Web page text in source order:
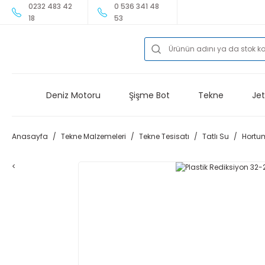
0232 483 42
18
0 536 341 48
53
Deniz Motoru Şişme Bot Tekne
Anasayfa Tekne Malzemeleri Tekne Tesisatı Tatlı Su
<